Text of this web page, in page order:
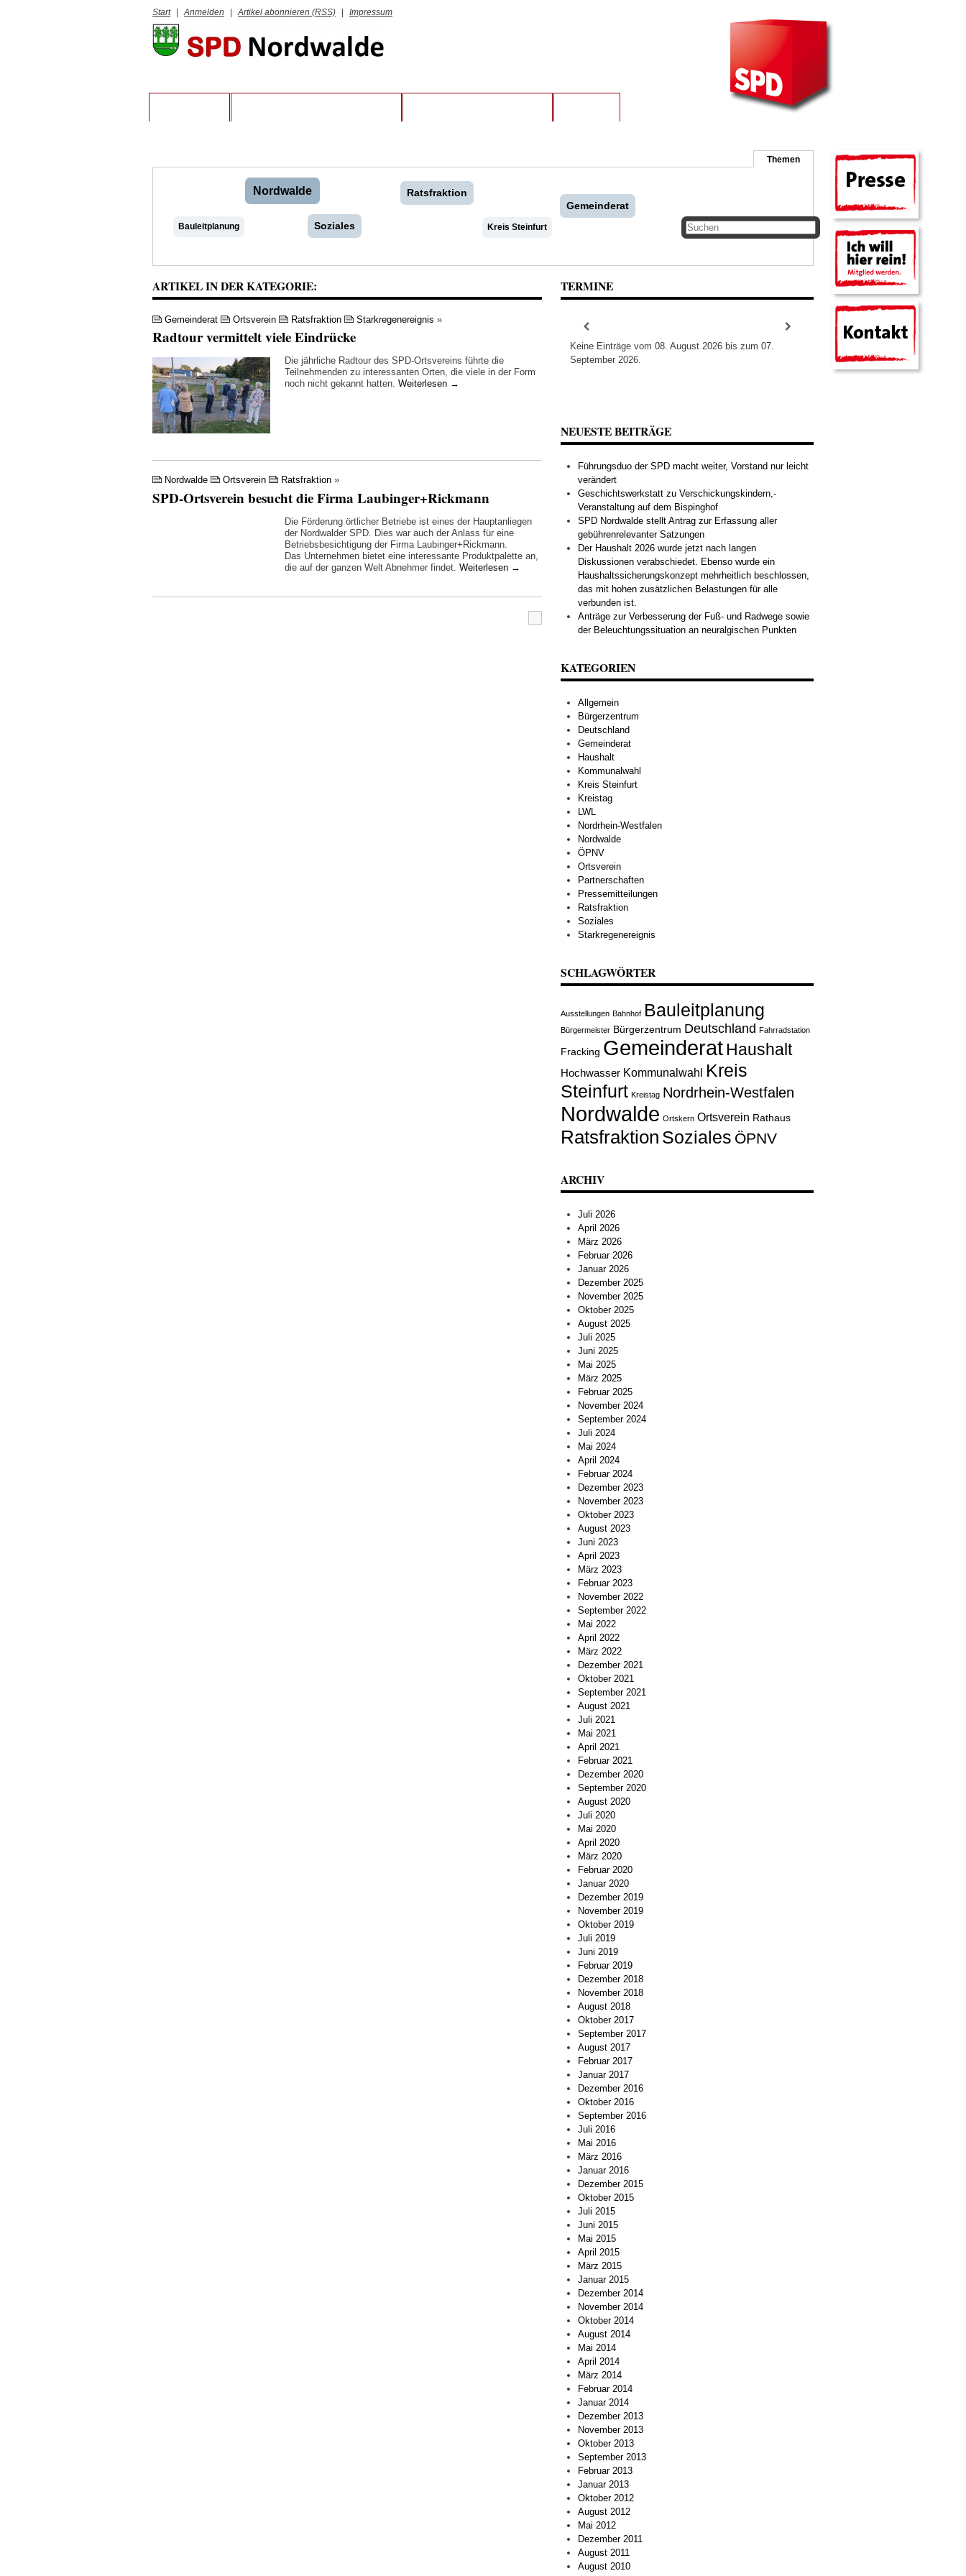
Start| Anmelden | Artikel abonnieren (RSS) | Impressum
Themen
Nordwalde
Gemeinderat
Ratsfraktion
Soziales Kreis Steinfurt
Bauleitplanung
ARTIKEL IN DER KATEGORIE:
Gemeinderat Ortsverein Ratsfraktion Starkregenereignis »
Radtour vermittelt viele Eindrücke
Die jährliche Radtour des SPD-Ortsvereins führte die
Teilnehmenden zu interessanten Orten, die viele in der Form
noch nicht gekannt hatten. Weiterlesen →
Nordwalde Ortsverein Ratsfraktion »
SPD-Ortsverein besucht die Firma Laubinger+Rickmann
Die Förderung örtlicher Betriebe ist eines der Hauptanliegen
der Nordwalder SPD. Dies war auch der Anlass für eine
Betriebsbesichtigung der Firma Laubinger+Rickmann.
Das Unternehmen bietet eine interessante Produktpalette an,
die auf der ganzen Welt Abnehmer findet. Weiterlesen →
TERMINE
Keine Einträge vom 08. August 2026 bis zum 07.
September 2026.
NEUESTE BEITRÄGE
Führungsduo der SPD macht weiter, Vorstand nur leicht
verändert
Geschichtswerkstatt zu Verschickungskindern,-
Veranstaltung auf dem Bispinghof
SPD Nordwalde stellt Antrag zur Erfassung aller
gebührenrelevanter Satzungen
Der Haushalt 2026 wurde jetzt nach langen
Diskussionen verabschiedet. Ebenso wurde ein
Haushaltssicherungskonzept mehrheitlich beschlossen,
das mit hohen zusätzlichen Belastungen für alle
verbunden ist.
Anträge zur Verbesserung der Fuß- und Radwege sowie
der Beleuchtungssituation an neuralgischen Punkten
KATEGORIEN
Allgemein
Bürgerzentrum
Deutschland
Gemeinderat
Haushalt
Kommunalwahl
Kreis Steinfurt
Kreistag
LWL
Nordrhein-Westfalen
Nordwalde
ÖPNV
Ortsverein
Partnerschaften
Pressemitteilungen
Ratsfraktion
Soziales
Starkregenereignis
SCHLAGWÖRTER
Ausstellungen Bahnhof Bauleitplanung
Bürgermeister Bürgerzentrum Deutschland Fahrradstation
Fracking Gemeinderat Haushalt
Hochwasser Kommunalwahl Kreis
Steinfurt Kreistag Nordrhein-Westfalen
Nordwalde Ortskern Ortsverein Rathaus
Ratsfraktion Soziales ÖPNV
ARCHIV
Juli 2026
April 2026
März 2026
Februar 2026
Januar 2026
Dezember 2025
November 2025
Oktober 2025
August 2025
Juli 2025
Juni 2025
Mai 2025
März 2025
Februar 2025
November 2024
September 2024
Juli 2024
Mai 2024
April 2024
Februar 2024
Dezember 2023
November 2023
Oktober 2023
August 2023
Juni 2023
April 2023
März 2023
Februar 2023
November 2022
September 2022
Mai 2022
April 2022
März 2022
Dezember 2021
Oktober 2021
September 2021
August 2021
Juli 2021
Mai 2021
April 2021
Februar 2021
Dezember 2020
September 2020
August 2020
Juli 2020
Mai 2020
April 2020
März 2020
Februar 2020
Januar 2020
Dezember 2019
November 2019
Oktober 2019
Juli 2019
Juni 2019
Februar 2019
Dezember 2018
November 2018
August 2018
Oktober 2017
September 2017
August 2017
Februar 2017
Januar 2017
Dezember 2016
Oktober 2016
September 2016
Juli 2016
Mai 2016
März 2016
Januar 2016
Dezember 2015
Oktober 2015
Juli 2015
Juni 2015
Mai 2015
April 2015
März 2015
Januar 2015
Dezember 2014
November 2014
Oktober 2014
August 2014
Mai 2014
April 2014
März 2014
Februar 2014
Januar 2014
Dezember 2013
November 2013
Oktober 2013
September 2013
Februar 2013
Januar 2013
Oktober 2012
August 2012
Mai 2012
Dezember 2011
August 2011
August 2010